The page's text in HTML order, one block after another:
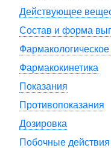
Действующее
Состав и форма
Фармакокинетика
Показания
Противопоказания
Дозировка
Побочные действия